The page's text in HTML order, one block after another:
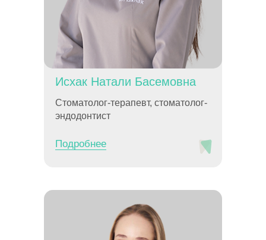
Исхак Натали Басемовна
Стоматолог-терапевт, стоматолог-
эндодонтист
Подробнее